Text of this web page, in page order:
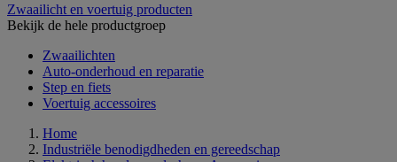
Zwaailicht en voertuig producten
Bekijk de hele productgroep
Zwaailichten
Auto-onderhoud en reparatie
Step en fiets
Voertuig accessoires
Home
Industriële benodigdheden en gereedschap